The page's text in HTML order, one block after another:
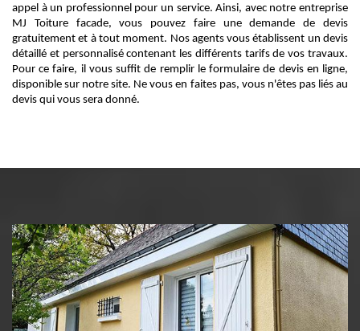
appel à un professionnel pour un service. Ainsi, avec notre entreprise
MJ Toiture facade, vous pouvez faire une demande de devis
gratuitement et à tout moment. Nos agents vous établissent un devis
détaillé et personnalisé contenant les différents tarifs de vos travaux.
Pour ce faire, il vous suffit de remplir le formulaire de devis en ligne,
disponible sur notre site. Ne vous en faites pas, vous n'êtes pas liés au
devis qui vous sera donné.